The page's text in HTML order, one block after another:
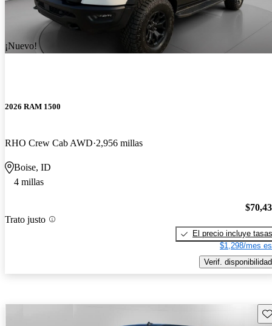
¡Nuevo!
2026 RAM 1500
RHO Crew Cab AWD 2,956 millas
Boise, ID
4 millas
Trato justo
El precio incluye tasas
$1,298/mes
Verif. disponibilidad